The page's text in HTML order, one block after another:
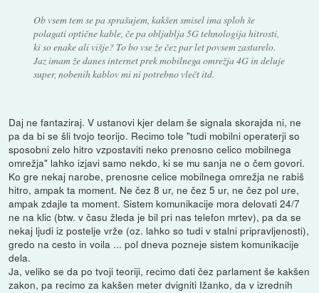
Ob vsem tem se pa sprašujem, kakšen smisel ima sploh še
polagati optične kable, če pa obljublja 5G tehnologija hitrosti,
ki so enake ali višje? To bo vse že čez par let povsem zastarelo.
Jaz imam že danes internet prek mobilnega omrežja 4G in deluje
super, nobenih kablov mi ni potrebno vlečt itd.
Daj ne fantaziraj. V ustanovi kjer delam še signala skorajda ni, ne
pa da bi se šli tvojo teorijo. Recimo tole "tudi mobilni operaterji so
sposobni zelo hitro vzpostaviti neko prenosno celico mobilnega
omrežja" lahko izjavi samo nekdo, ki se mu sanja ne o čem govori.
Ko gre nekaj narobe, prenosne celice mobilnega omrežja ne rabiš
hitro, ampak ta moment. Ne čez 8 ur, ne čez 5 ur, ne čez pol ure,
ampak zdajle ta moment. Sistem komunikacije mora delovati 24/7
ne na klic (btw. v času žleda je bil pri nas telefon mrtev), pa da se
nekaj ljudi iz postelje vrže (oz. lahko so tudi v stalni pripravljenosti),
gredo na cesto in voila ... pol dneva pozneje sistem komunikacije
dela.
Ja, veliko se da po tvoji teoriji, recimo dati čez parlament še kakšen
zakon, pa recimo za kakšen meter dvigniti Ižanko, da v izrednih